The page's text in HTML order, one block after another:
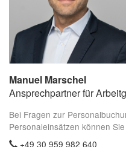
Manuel Marschel
Ansprechpartner für
Bei Fragen zur
Personaleinsätzen können
+49 30 959 982 640